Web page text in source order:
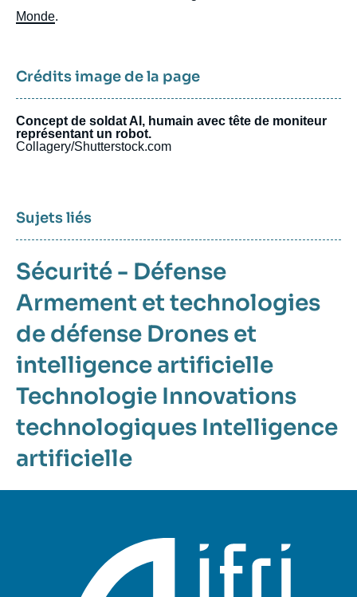
Monde.
Crédits image de la page
Concept de soldat AI, humain avec tête de moniteur
représentant un robot.
Collagery/Shutterstock.com
Sujets liés
Sécurité - Défense
Armement et technologies
de défense Drones et
intelligence artificielle
Technologie Innovations
technologiques Intelligence
artificielle